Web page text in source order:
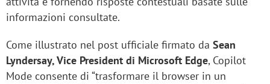
informazioni consultate.
Come illustrato nel post ufficiale firmato da Sean
Lyndersay, Vice President di Microsoft Edge, Copilot
Mode consente di “trasformare il browser in un